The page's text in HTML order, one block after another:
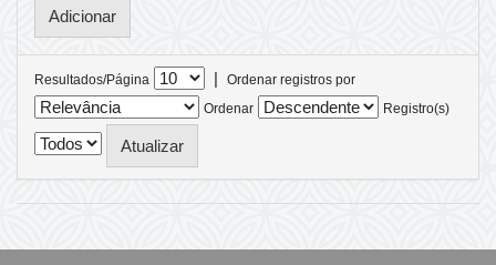
Resultados/Página |
Ordenar registros por
Ordenar
Registro(s)